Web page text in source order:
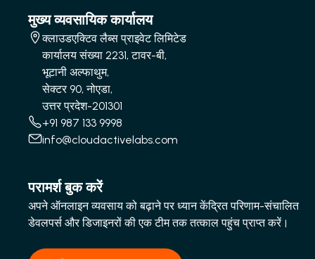
मुख्य व्यवसायिक कार्यालय
क्लाउडएक्टिव लैब्स प्राइवेट लिमिटेड
कार्यालय संख्या 2231, टावर-बी,
भूटानी अल्फाथुम,
सेक्टर 90, नोएडा,
उत्तर प्रदेश-201301
+91 987 133 9998
info@cloudactivelabs.com
परामर्श बुक करें
अपने ऑनलाइन व्यवसाय को बढ़ाने पर ध्यान केंद्रित परिणाम-संचालित
डेवलपर्स और डिजाइनरों की एक टीम तक तत्काल पहुंच प्राप्त करें।